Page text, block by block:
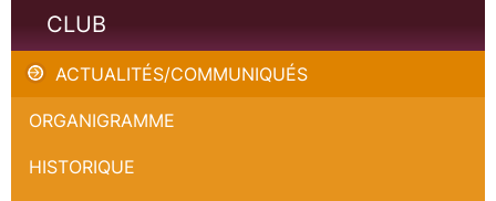
CLUB
ACTUALITÉS/COMMUNIQUÉS
ORGANIGRAMME
HISTORIQUE